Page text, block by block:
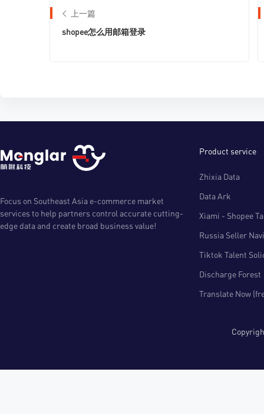
上一篇
shopee怎么用邮箱登录
Focus on Southeast Asia e-commerce market
services to help partners control accurate cutting-
edge data and create broad business value!
Product service
Zhixia Data
Data Ark
Xiami - Shopee
Russia Seller
Tiktok Talent
Discharge Forest
Translate Now